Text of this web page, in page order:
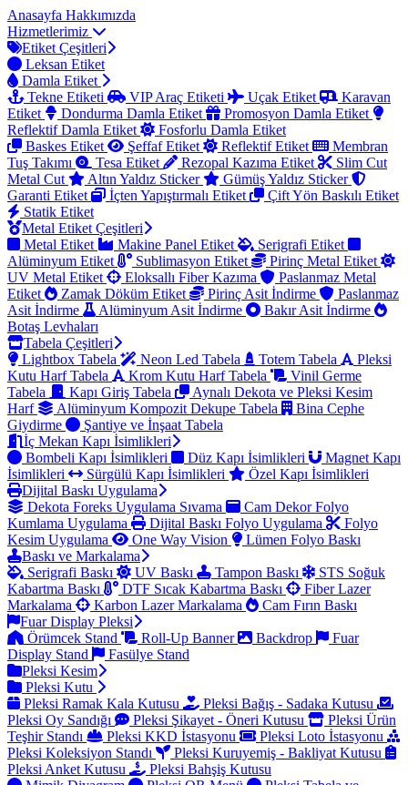
Anasayfa Hakkımızda
Hizmetlerimiz
Etiket Çeşitleri
Leksan Etiket
Damla Etiket
Tekne Etiketi
VIP Araç Etiketi Uçak Etiket
Karavan
Etiket
Dondurma Damla Etiket
Promosyon Damla Etiket
Reflektif Damla Etiket
Fosforlu Damla Etiket
Baskes Etiket
Şeffaf Etiket Reflektif Etiket
Membran
Tuş Takımı
Tesa Etiket Rezopal Kazıma Etiket
Slim Cut
Metal Cut
Altın Yaldız Sticker
Gümüş Yaldız Sticker
Garanti Etiket
İçten Yapıştırmalı Etiket
Çift Yön Baskılı Etiket
Statik Etiket
Metal Etiket Çeşitleri
Metal Etiket
Makine Panel Etiket
Serigrafi Etiket
Alüminyum Etiket
Sublimasyon Etiket
Pirinç Metal Etiket
UV Metal Etiket
Eloksallı Fiber Kazıma
Paslanmaz Metal
Etiket
Zamak Döküm Etiket Pirinç Asit İndirme
Paslanmaz
Asit İndirme
Alüminyum Asit İndirme
Bakır Asit İndirme
Botaş Levhaları
Tabela Çeşitleri
Lightbox Tabela
Neon Led Tabela Totem Tabela
Pleksi
Kutu Harf Tabela
Krom Kutu Harf Tabela
Vinil Germe
Tabela
Kapı Giriş Tabela
Aynalı Dekota ve Pleksi Kesim
Harf
Alüminyum Kompozit Dekupe Tabela
Bina Cephe
Giydirme
Şantiye ve İnşaat Tabela
İç Mekan Kapı İsimlikleri
Bombeli Kapı İsimlikleri
Düz Kapı İsimlikleri
Magnet Kapı
İsimlikleri
Sürgülü Kapı İsimlikleri
Özel Kapı İsimlikleri
Dijital Baskı Uygulama
Dekota Foreks Uygulama Sıvama
Cam Dekor Folyo
Kumlama Uygulama
Dijital Baskı Folyo Uygulama
Folyo
Kesim Uygulama
One Way Vision
Lümen Folyo Baskı
Baskı ve Markalama
Serigrafi Baskı
UV Baskı Tampon Baskı
STS Soğuk
Kabartma Baskı
DTF Sıcak Kabartma Baskı
Fiber Lazer
Markalama
Karbon Lazer Markalama
Cam Fırın Baskı
Fuar Display Pleksi
Örümcek Stand
Roll-Up Banner Backdrop
Fuar
Display Stand
Fasülye Stand
Pleksi Kesim
Pleksi Kutu
Pleksi Ramak Kala Kutusu
Pleksi Bağış - Sadaka Kutusu
Pleksi Oy Sandığı
Pleksi Şikayet - Öneri Kutusu
Pleksi Ürün
Teşhir Standı
Pleksi KKD İstasyonu
Pleksi Loto İstasyonu
Pleksi Koleksiyon Standı
Pleksi Kuruyemiş - Bakliyat Kutusu
Pleksi Anket Kutusu
Pleksi Bahşiş Kutusu